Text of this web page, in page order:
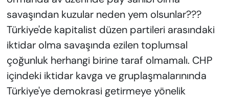
savaşından kuzular neden yem olsunlar???
Türkiye'de kapitalist düzen partileri arasındaki
iktidar olma savaşında ezilen toplumsal
çoğunluk herhangi birine taraf olmamalı. CHP
içindeki iktidar kavga ve gruplaşmalarınında
Türkiye'ye demokrasi getirmeye yönelik